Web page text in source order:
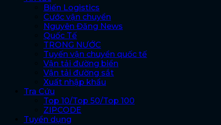
Biến Logistics
Cước vận chuyển
Nguyên Đăng News
Quốc Tế
TRONG NƯỚC
Tuyến vận chuyển quốc tế
Vận tải đường biển
Vận tải đường sắt
Xuất nhập khẩu
Tra Cứu
Top 10/Top 50/Top 100
ZIPCODE
Tuyển dụng